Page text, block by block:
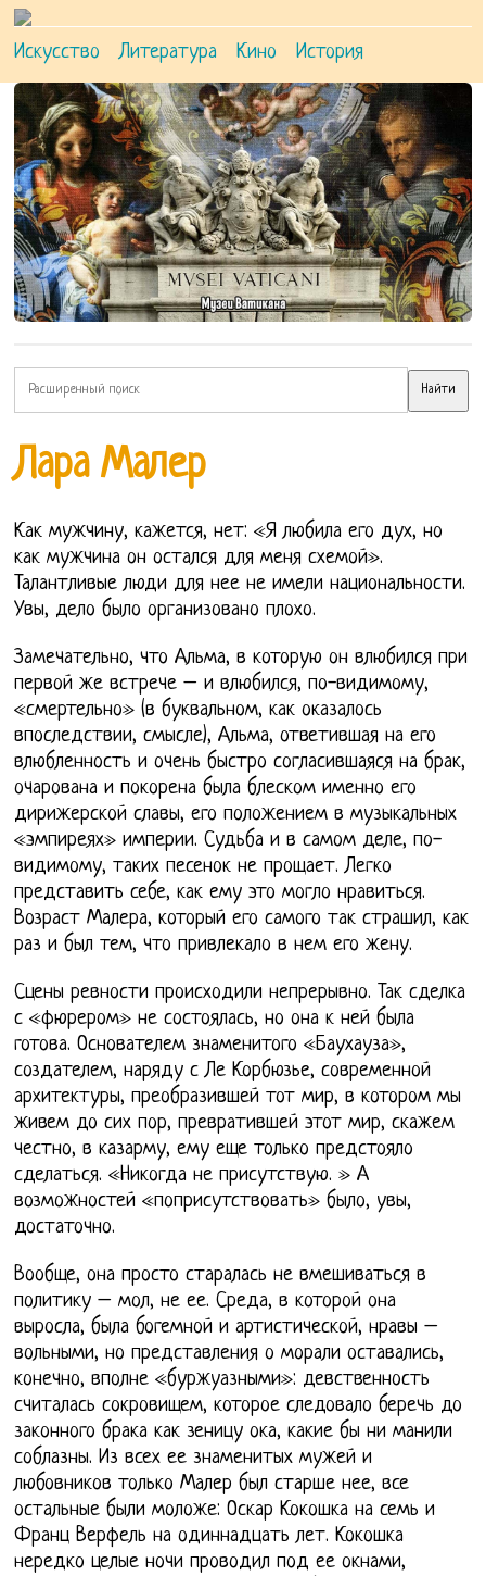
Искусство Литература Кино История
Лара Малер
Как мужчину, кажется, нет: «Я любила его дух, но
как мужчина он остался для меня схемой».
Талантливые люди для нее не имели национальности.
Увы, дело было организовано плохо.
Замечательно, что Альма, в которую он влюбился при
первой же встрече – и влюбился, по-видимому,
«смертельно» (в буквальном, как оказалось
впоследствии, смысле), Альма, ответившая на его
влюбленность и очень быстро согласившаяся на брак,
очарована и покорена была блеском именно его
дирижерской славы, его положением в музыкальных
«эмпиреях» империи. Судьба и в самом деле, по-
видимому, таких песенок не прощает. Легко
представить себе, как ему это могло нравиться.
Возраст Малера, который его самого так страшил, как
раз и был тем, что привлекало в нем его жену.
Сцены ревности происходили непрерывно. Так сделка
с «фюрером» не состоялась, но она к ней была
готова. Основателем знаменитого «Баухауза»,
создателем, наряду с Ле Корбюзье, современной
архитектуры, преобразившей тот мир, в котором мы
живем до сих пор, превратившей этот мир, скажем
честно, в казарму, ему еще только предстояло
сделаться. «Никогда не присутствую. » А
возможностей «поприсутствовать» было, увы,
достаточно.
Вообще, она просто старалась не вмешиваться в
политику – мол, не ее. Среда, в которой она
выросла, была богемной и артистической, нравы –
вольными, но представления о морали оставались,
конечно, вполне «буржуазными»: девственность
считалась сокровищем, которое следовало беречь до
законного брака как зеницу ока, какие бы ни манили
соблазны. Из всех ее знаменитых мужей и
любовников только Малер был старше нее, все
остальные были моложе: Оскар Кокошка на семь и
Франц Верфель на одиннадцать лет. Кокошка
нередко целые ночи проводил под ее окнами,